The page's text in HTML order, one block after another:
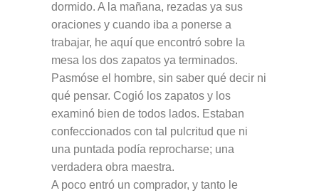
dormido. A la mañana, rezadas ya sus
oraciones y cuando iba a ponerse a
trabajar, he aquí que encontró sobre la
mesa los dos zapatos ya terminados.
Pasmóse el hombre, sin saber qué decir ni
qué pensar. Cogió los zapatos y los
examinó bien de todos lados. Estaban
confeccionados con tal pulcritud que ni
una puntada podía reprocharse; una
verdadera obra maestra.
A poco entró un comprador, y tanto le